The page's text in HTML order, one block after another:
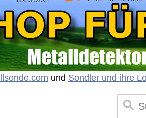
und Sondler und ihre